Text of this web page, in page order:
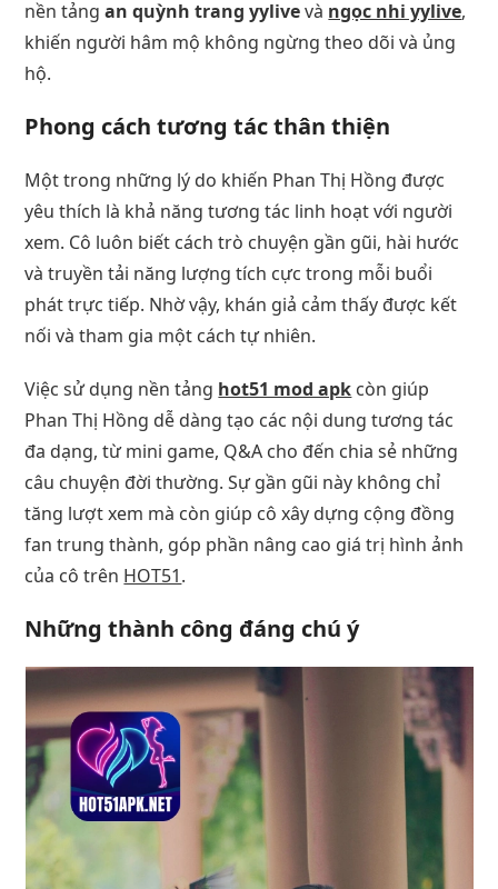
nền tảngan quỳnh trang yylivevà ngọc nhi yylive,
khiến người hâm mộ không ngừng theo dõi và ủng
hộ.
Phong cách tương tác thân thiện
Một trong những lý do khiến Phan Thị Hồng được
yêu thích là khả năng tương tác linh hoạt với người
xem. Cô luôn biết cách trò chuyện gần gũi, hài hước
và truyền tải năng lượng tích cực trong mỗi buổi
phát trực tiếp. Nhờ vậy, khán giả cảm thấy được kết
nối và tham gia một cách tự nhiên.
Việc sử dụng nền tảng hot51 mod apk còn giúp
Phan Thị Hồng dễ dàng tạo các nội dung tương tác
đa dạng, từ mini game, Q&A cho đến chia sẻ những
câu chuyện đời thường. Sự gần gũi này không chỉ
tăng lượt xem mà còn giúp cô xây dựng cộng đồng
fan trung thành, góp phần nâng cao giá trị hình ảnh
của cô trên HOT51.
Những thành công đáng chú ý